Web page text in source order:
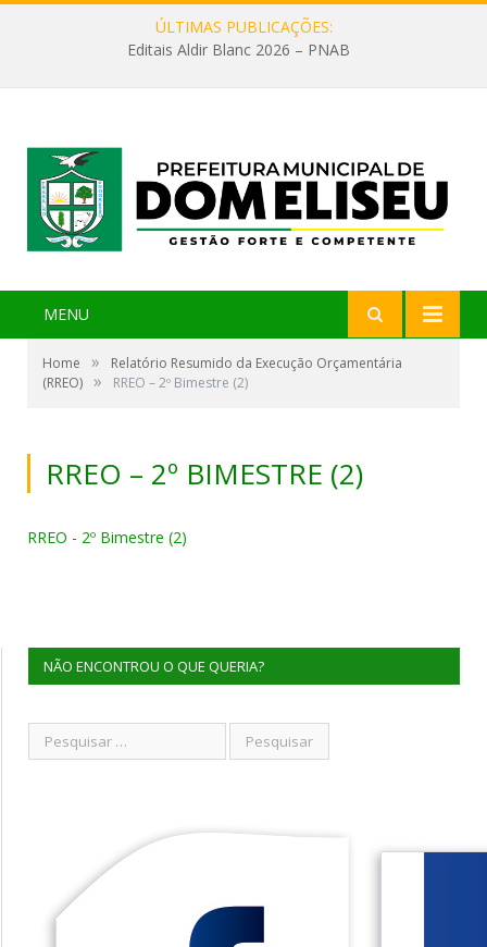
ÚLTIMAS PUBLICAÇÕES:
Editais Aldir Blanc 2026 – PNAB
MENU
Home »
Relatório Resumido da Execução Orçamentária
(RREO) » RREO – 2º Bimestre (2)
RREO – 2º BIMESTRE (2)
RREO - 2º Bimestre (2)
NÃO ENCONTROU O QUE QUERIA?